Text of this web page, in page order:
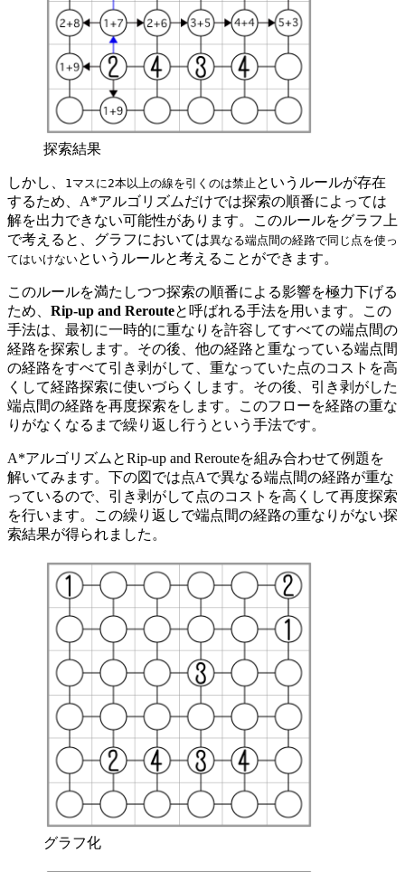
探索結果
しかし、 1マスに2本以上の線を引くのは禁止 というルールが存在
するため、A*アルゴリズムだけでは探索の順番によっては
解を出力できない可能性があります。このルールをグラフ上
で考えると、グラフにおいては異なる端点間の経路で同じ点を使っ
てはいけないというルールと考えることができます。
このルールを満たしつつ探索の順番による影響を極力下げる
ため、 Rip-up and Rerouteと呼ばれる手法を用います。この
手法は、最初に一時的に重なりを許容してすべての端点間の
経路を探索します。その後、他の経路と重なっている端点間
の経路をすべて引き剥がして、重なっていた点のコストを高
くして経路探索に使いづらくします。その後、引き剥がした
端点間の経路を再度探索をします。このフローを経路の重な
りがなくなるまで繰り返し行うという手法です。
A*アルゴリズムとRip-up and Rerouteを組み合わせて例題を
解いてみます。下の図では点Aで異なる端点間の経路が重な
っているので、引き剥がして点のコストを高くして再度探索
を行います。この繰り返しで端点間の経路の重なりがない探
索結果が得られました。
グラフ化